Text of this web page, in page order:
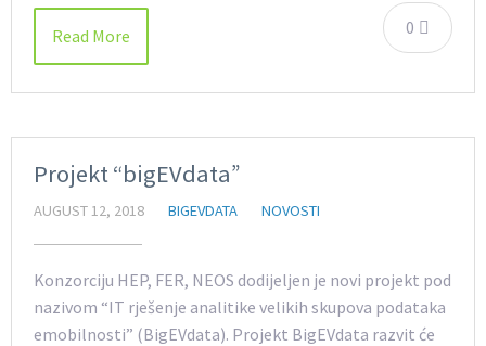
0
Read More
Projekt “bigEVdata”
AUGUST 12, 2018 BIGEVDATA NOVOSTI
Konzorciju HEP, FER, NEOS dodijeljen je novi projekt pod
nazivom “IT rješenje analitike velikih skupova podataka
emobilnosti” (BigEVdata). Projekt BigEVdata razvit će